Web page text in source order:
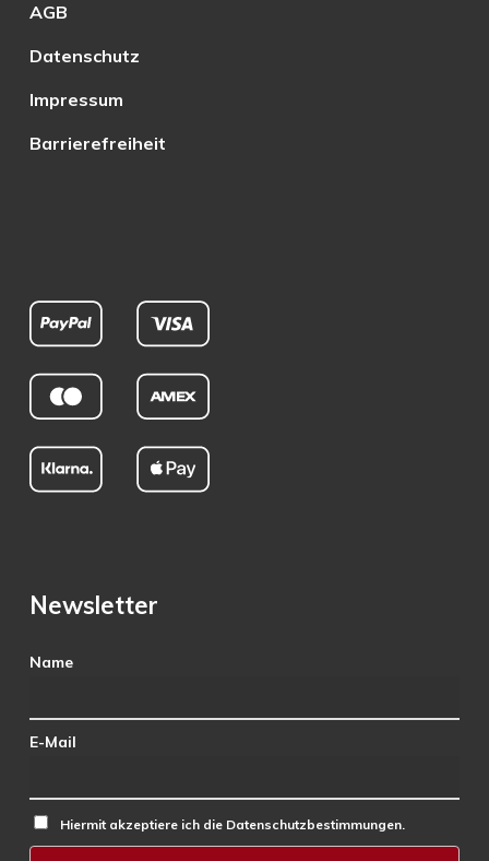
AGB
Datenschutz
Impressum
Barrierefreiheit
Newsletter
Name
E-Mail
Hiermit akzeptiere ich die Datenschutzbestimmungen.